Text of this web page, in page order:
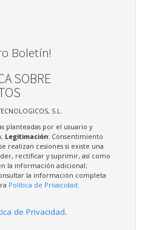
Boletín!
SOBRE
S.L.
planteadas por el usuario y
Legitimación: Consentimiento
realizan cesiones si existe una
rectificar y suprimir, así como
la información adicional;
la información completa
Política de Privacidad.
de Privacidad.